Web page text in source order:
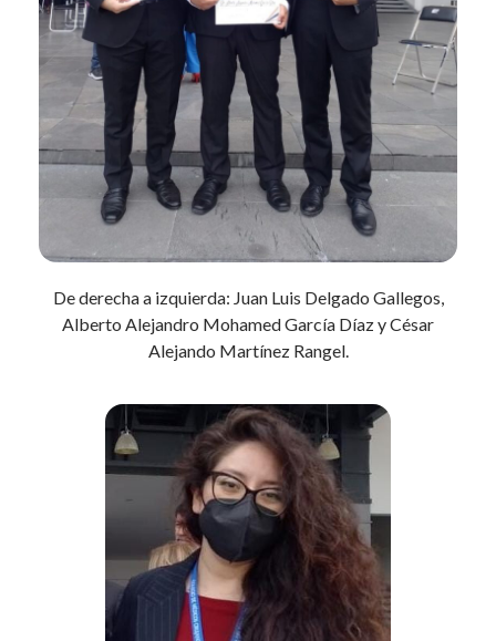
De derecha a izquierda: Juan Luis Delgado Gallegos,
Alberto Alejandro Mohamed García Díaz y César
Alejando Martínez Rangel.